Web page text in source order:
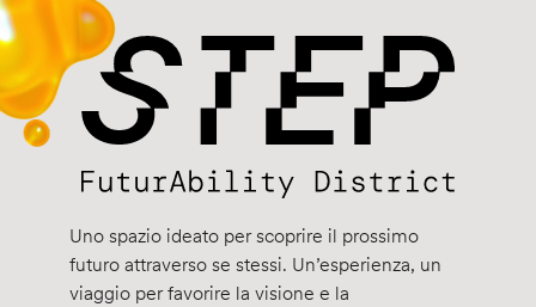
Uno spazio ideato per scoprire il prossimo
futuro attraverso se stessi. Un’esperienza, un
viaggio per favorire la visione e la